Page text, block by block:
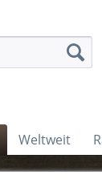
Weltweit